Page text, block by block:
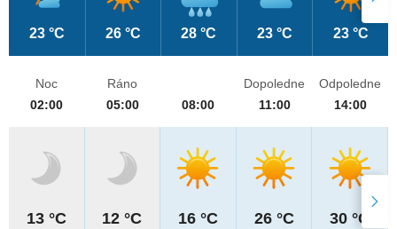
23 °C 26 °C 28 °C 23 °C 23 °C
Noc
02:00
13 °C
Ráno
05:00
12 °C
08:00
16 °C
Dopoledne
11:00
26 °C
Odpoledne
14:00
30 °C